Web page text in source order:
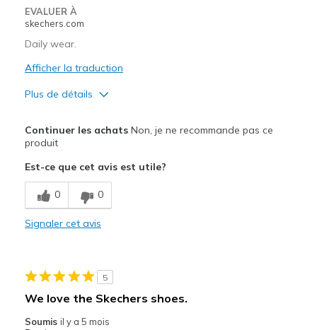
EVALUER À
skechers.com
Daily wear.
Afficher la traduction
Plus de détails
Attractive Design
Le contre
Need Break In
Les meilleures utilisations
Width
Feels too narrow
Sizing
Feels full size too small
Continuer les achatsNon, je ne recommande pas ce
produit
Est-ce que cet avis est utile?
0 0
Signaler cet avis
5
We love the Skechers shoes.
Soumis il y a 5 mois